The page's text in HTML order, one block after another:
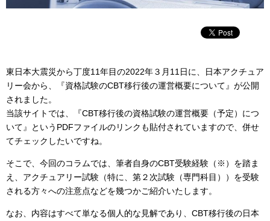
東日本大震災から丁度11年目の2022年３月11日に、日本アクチュア
リー会から、『資格試験のCBT移行後の運営概要について』が公開
されました。
当該サイトでは、『CBT移行後の資格試験の運営概要（予定）につ
いて』というPDFファイルのリンクも貼付されていますので、併せ
てチェックしたいですね。
そこで、今回のコラムでは、筆者自身のCBT受験経験（※）を踏ま
え、アクチュアリー試験（特に、第２次試験（専門科目））を受験
される方々への注意点などを幾つかご紹介いたします。
なお、内容はすべて単なる個人的な見解であり、CBT移行後の日本